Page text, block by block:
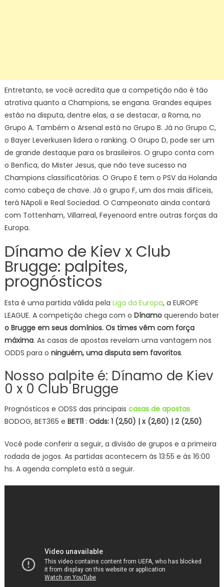
Entretanto, se você acredita que a competição não é tão
atrativa quanto a Champions, se engana. Grandes equipes
estão na disputa, dentre elas, a se destacar, a Roma, no
Grupo A. Também o Arsenal está no Grupo B. Já no Grupo C,
o Bayer Leverkusen lidera o ranking. O Grupo D, pode ser um
de grande destaque para os brasileiros. O grupo conta com
o Benfica, do Mister Jesus, que não teve sucesso na
Champions classificatórias. O Grupo E tem o PSV da Holanda
como cabeça de chave. Já o grupo F, um dos mais difíceis,
terá NApoli e Real Sociedad. O Campeonato ainda contará
com Tottenham, Villarreal, Feyenoord entre outras forças da
Europa.
Dínamo de Kiev x Club
Brugge: palpites,
prognósticos
Esta é uma partida válida pela Liga da Europa, a EUROPE
LEAGUE. A competição chega com o Dínamo querendo bater
o Brugge em seus domínios. Os times vêm com força
máxima. As casas de apostas revelam uma vantagem nos
ODDS para o ninguém, uma disputa sem favoritos.
Nosso palpite é: Dínamo de Kiev
0 x 0 Club Brugge
Prognósticos e ODSS das principais casas de apostas
BODOG, BET365 e BET11: Odds: 1 (2,50) | x (2,60) | 2 (2,50)
Você pode conferir a seguir, a divisão de grupos e a primeira
rodada de jogos. As partidas acontecem às 13:55 e às 16:00
hs. A agenda completa está a seguir.